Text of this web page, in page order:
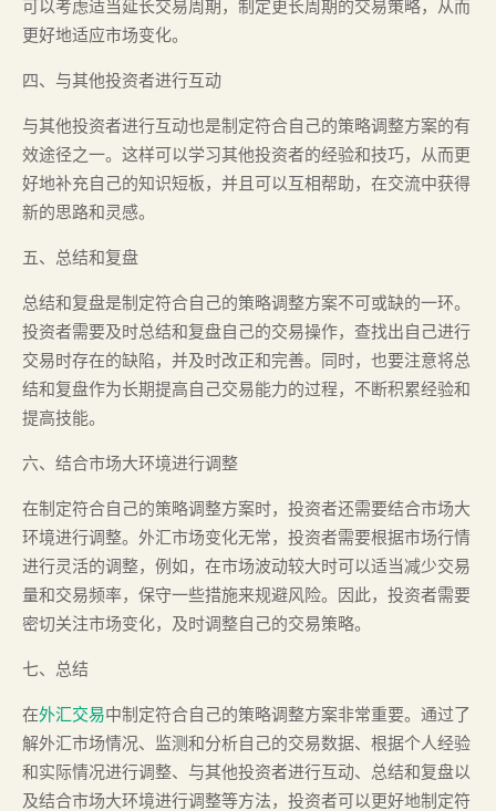
可以考虑适当延长交易周期，制定更长周期的交易策略，从而
更好地适应市场变化。
四、与其他投资者进行互动
与其他投资者进行互动也是制定符合自己的策略调整方案的有
效途径之一。这样可以学习其他投资者的经验和技巧，从而更
好地补充自己的知识短板，并且可以互相帮助，在交流中获得
新的思路和灵感。
五、总结和复盘
总结和复盘是制定符合自己的策略调整方案不可或缺的一环。
投资者需要及时总结和复盘自己的交易操作，查找出自己进行
交易时存在的缺陷，并及时改正和完善。同时，也要注意将总
结和复盘作为长期提高自己交易能力的过程，不断积累经验和
提高技能。
六、结合市场大环境进行调整
在制定符合自己的策略调整方案时，投资者还需要结合市场大
环境进行调整。外汇市场变化无常，投资者需要根据市场行情
进行灵活的调整，例如，在市场波动较大时可以适当减少交易
量和交易频率，保守一些措施来规避风险。因此，投资者需要
密切关注市场变化，及时调整自己的交易策略。
七、总结
在外汇交易中制定符合自己的策略调整方案非常重要。通过了
解外汇市场情况、监测和分析自己的交易数据、根据个人经验
和实际情况进行调整、与其他投资者进行互动、总结和复盘以
及结合市场大环境进行调整等方法，投资者可以更好地制定符